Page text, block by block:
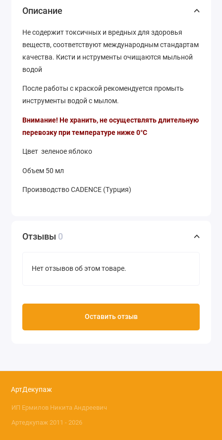
Описание
Не содержит токсичных и вредных для здоровья
веществ, соответствуют международным стандартам
качества. Кисти и нструменты очищаются мыльной
водой
После работы с краской рекомендуется промыть
инструменты водой с мылом.
Внимание! Не хранить, не осуществлять длительную
перевозку при температуре ниже 0°С
Цвет зеленое яблоко
Объем 50 мл
Производство CADENCE (Турция)
Отзывы 0
Нет отзывов об этом товаре.
Оставить отзыв
АртДекупаж
ИП Ермилов Никита Андреевич
Артедкупаж 2011 - 2026